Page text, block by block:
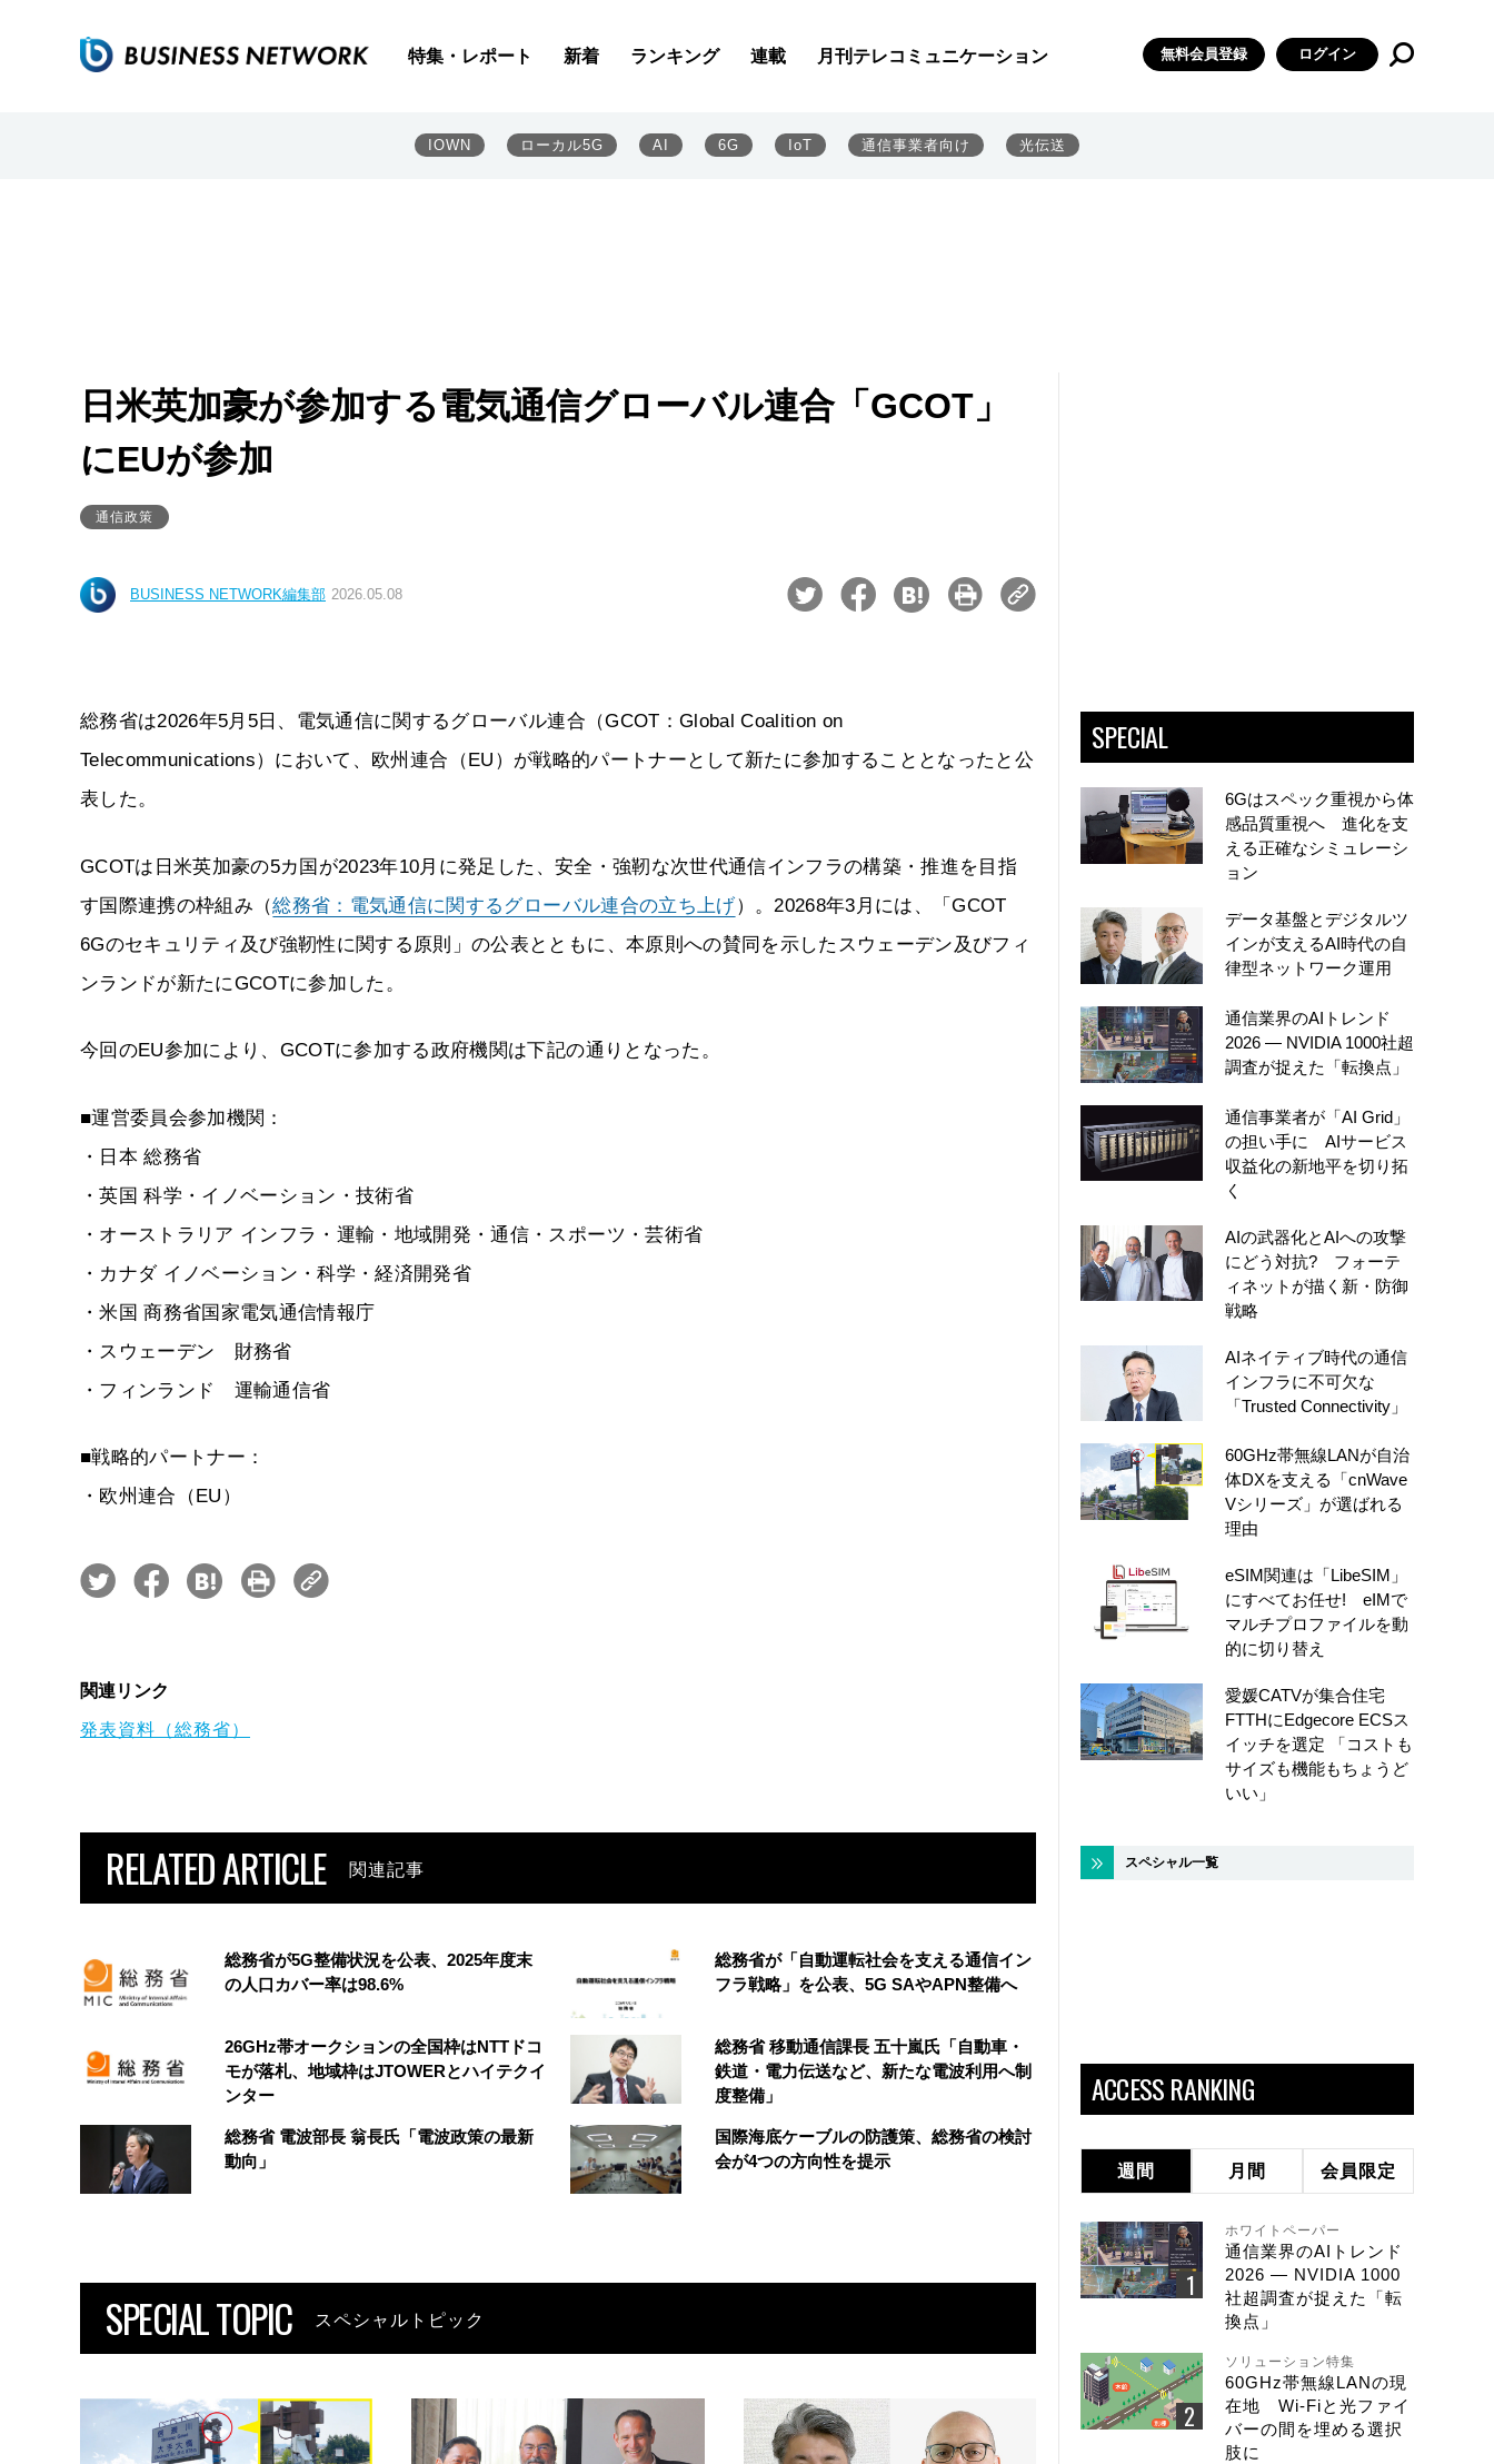
特集・レポート 新着 ランキング 連載 月刊テレコミュニケーション 無料会員登録 ログイン
IOWN ローカル5G AI 6G IoT 通信事業者向け 光伝送
日米英加豪が参加する電気通信グローバル連合「GCOT」
にEUが参加
通信政策
BUSINESS NETWORK編集部 2026.05.08
総務省は2026年5月5日、電気通信に関するグローバル連合（GCOT：Global Coalition on
Telecommunications）において、欧州連合（EU）が戦略的パートナーとして新たに参加することとなったと公
表した。
GCOTは日米英加豪の5カ国が2023年10月に発足した、安全・強靭な次世代通信インフラの構築・推進を目指
す国際連携の枠組み（総務省：電気通信に関するグローバル連合の立ち上げ）。20268年3月には、「GCOT
6Gのセキュリティ及び強靭性に関する原則」の公表とともに、本原則への賛同を示したスウェーデン及びフィ
ンランドが新たにGCOTに参加した。
今回のEU参加により、GCOTに参加する政府機関は下記の通りとなった。
■運営委員会参加機関：
・日本 総務省
・英国 科学・イノベーション・技術省
・オーストラリア インフラ・運輸・地域開発・通信・スポーツ・芸術省
・カナダ イノベーション・科学・経済開発省
・米国 商務省国家電気通信情報庁
・スウェーデン 財務省
・フィンランド 運輸通信省
■戦略的パートナー：
・欧州連合（EU）
関連リンク
発表資料（総務省）
RELATED ARTICLE 関連記事
総務省が5G整備状況を公表、2025年度末
の人口カバー率は98.6%
総務省が「自動運転社会を支える通信イン
フラ戦略」を公表、5G SAやAPN整備へ
26GHz帯オークションの全国枠はNTTドコ
モが落札、地域枠はJTOWERとハイテクイ
ンター
総務省 移動通信課長 五十嵐氏「自動車・
鉄道・電力伝送など、新たな電波利用へ制
度整備」
総務省 電波部長 翁長氏「電波政策の最新
動向」
国際海底ケーブルの防護策、総務省の検討
会が4つの方向性を提示
SPECIAL TOPIC スペシャルトピック
SPECIAL
6Gはスペック重視から体
感品質重視へ 進化を支
える正確なシミュレーシ
ョン
データ基盤とデジタルツ
インが支えるAI時代の自
律型ネットワーク運用
通信業界のAIトレンド
2026 ― NVIDIA 1000社超
調査が捉えた「転換点」
通信事業者が「AI Grid」
の担い手に AIサービス
収益化の新地平を切り拓
く
AIの武器化とAIへの攻撃
にどう対抗? フォーテ
ィネットが描く新・防御
戦略
AIネイティブ時代の通信
インフラに不可欠な
「Trusted Connectivity」
60GHz帯無線LANが自治
体DXを支える「cnWave
Vシリーズ」が選ばれる
理由
eSIM関連は「LibeSIM」
にすべてお任せ! eIMで
マルチプロファイルを動
的に切り替え
愛媛CATVが集合住宅
FTTHにEdgecore ECSス
イッチを選定 「コストも
サイズも機能もちょうど
いい」
スペシャル一覧
ACCESS RANKING
週間 月間 会員限定
ホワイトペーパー
通信業界のAIトレンド
2026 ― NVIDIA 1000
社超調査が捉えた「転
換点」
ソリューション特集
60GHz帯無線LANの現
在地 Wi-Fiと光ファイ
バーの間を埋める選択
肢に